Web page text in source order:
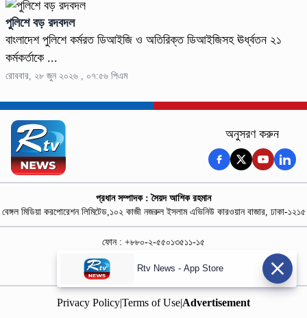
পুলিশে বড় রদবদল
বাংলাদেশ পুলিশে কর্মরত ডিআইজি ও অতিরিক্ত ডিআইজিসহ ঊর্ধ্বতন ২১
কর্মকর্তাকে ...
রোববার, ২৮ জুন ২০২৬ , ০৭:৫৬ পিএম
অনুসরণ করুন
প্রধান সম্পাদক : সৈয়দ আশিক রহমান
বেঙ্গল মিডিয়া করপোরেশন লিমিটেড,১০২ কাজী নজরুল ইসলাম এভিনিউ কারওয়ান বাজার, ঢাকা-১২১৫
ফোন : +৮৮০-২-৫৫০১৩৫১১-১৫
নিউজ রুম : +৮৮০-১৮৭৮১৮৪৩৬৯-৭০
বিজ্ঞাপন :
rtvdigitalad@gmail.com
Privacy Policy|Terms of Use|Advertisement
Rtv News - App Store